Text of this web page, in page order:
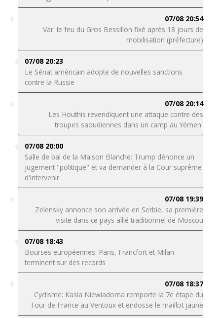
07/08 20:54
Var: le feu du Gros Bessillon fixé après 18 jours de
mobilisation (préfecture)
07/08 20:23
Le Sénat américain adopte de nouvelles sanctions
contre la Russie
07/08 20:14
Les Houthis revendiquent une attaque contre des
troupes saoudiennes dans un camp au Yémen
07/08 20:00
Salle de bal de la Maison Blanche: Trump dénonce un
jugement "politique" et va demander à la Cour suprême
d'intervenir
07/08 19:39
Zelensky annonce son arrivée en Serbie, sa première
visite dans ce pays allié traditionnel de Moscou
07/08 18:43
Bourses européennes: Paris, Francfort et Milan
terminent sur des records
07/08 18:37
Cyclisme: Kasia Niewiadoma remporte la 7e étape du
Tour de France au Ventoux et endosse le maillot jaune